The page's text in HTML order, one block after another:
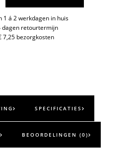
1 á 2 werkdagen in huis
dagen retourtermijn
7,25 bezorgkosten
SPECIFICATIES
BEOORDELINGEN (0)